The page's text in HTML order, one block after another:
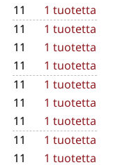
11
1 tuotetta
11
1 tuotetta
11
1 tuotetta
11
1 tuotetta
11
1 tuotetta
11
1 tuotetta
11
1 tuotetta
11
1 tuotetta
11
1 tuotetta